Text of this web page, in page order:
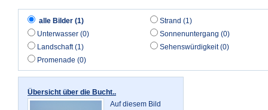
alle Bilder (1)
Strand (1)
Unterwasser (0)
Sonnenuntergang (0)
Landschaft (1)
Sehenswürdigkeit (0)
Promenade (0)
Übersicht über die Bucht..
Auf diesem Bild